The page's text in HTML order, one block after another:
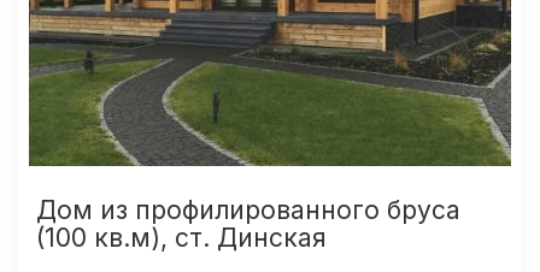
Дом из профилированного бруса
(100 кв.м), ст. Динская